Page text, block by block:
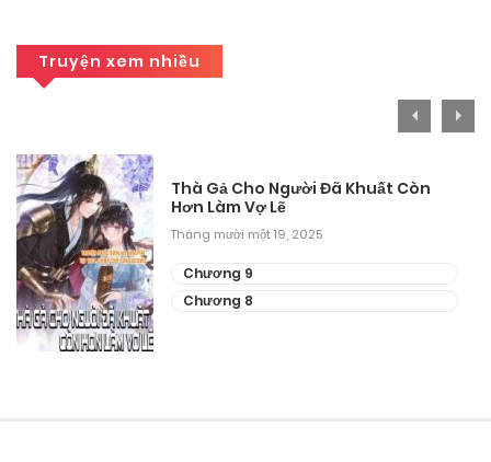
Tháng 9 29, 2025
Tháng 9 29, 2025
Chương 13
Tháng 9 29, 2025
Chương 12
Tháng 9 29, 2025
Truyện xem nhiều
Thà Gả Cho Người Đã Khuất Còn
Hơn Làm Vợ Lẽ
Tháng mười một 19, 2025
Chương 9
Chương 8